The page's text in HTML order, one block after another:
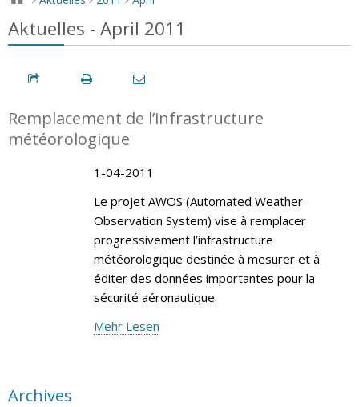
Aktuelles - April 2011
Remplacement de l’infrastructure
météorologique
1-04-2011
Le projet AWOS (Automated Weather
Observation System) vise à remplacer
progressivement l’infrastructure
météorologique destinée à mesurer et à
éditer des données importantes pour la
sécurité aéronautique.
Mehr Lesen
Archives